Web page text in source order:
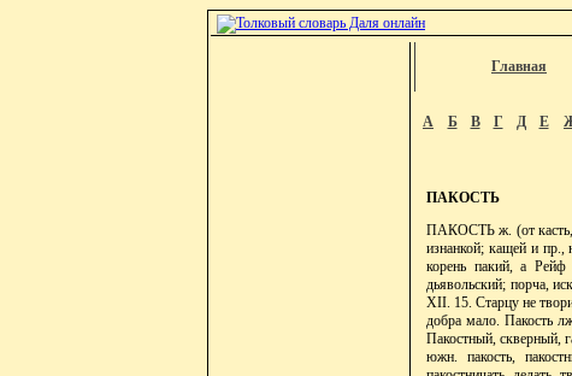
Главная
А Б В Г Д Е
ПАКОСТЬ
ПАКОСТЬ ж. (от касть,
изнанкой; кащей и пр.,
корень пакий, а Рейф
дьявольский; порча,
XII. 15. Старцу не
добра мало. Пакость
Пакостный, скверный,
южн. пакость,